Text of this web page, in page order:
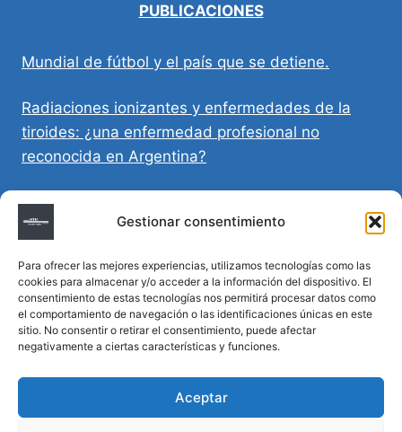
Gestionar consentimiento
Para ofrecer las mejores experiencias, utilizamos tecnologías como las
cookies para almacenar y/o acceder a la información del dispositivo. El
consentimiento de estas tecnologías nos permitirá procesar datos como
el comportamiento de navegación o las identificaciones únicas en este
sitio. No consentir o retirar el consentimiento, puede afectar
negativamente a ciertas características y funciones.
Aceptar
PUBLICACIONES
Mundial de fútbol y el país que se detiene.
Radiaciones ionizantes y enfermedades de la
tiroides: ¿una enfermedad profesional no
reconocida en Argentina?
Directivas Médicas Anticipadas en Córdoba:
requisitos, registro y validez legal
Sumar vida a los años: decálogo para un
envejecimiento saludable
Determinación de la hora de muerte en